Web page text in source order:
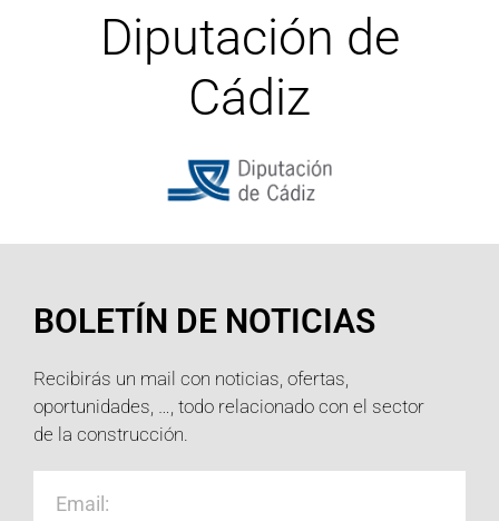
Diputación de
Cádiz
BOLETÍN DE NOTICIAS
Recibirás un mail con noticias, ofertas,
oportunidades, …, todo relacionado con el sector
de la construcción.